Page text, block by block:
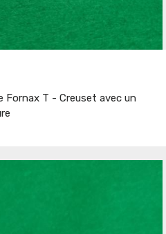
Fornax T - Creuset avec un